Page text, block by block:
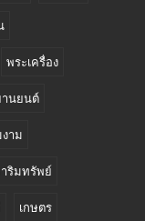
พระเครื่อง
านยนต์
าม
ริมทรัพย์
เกษตร